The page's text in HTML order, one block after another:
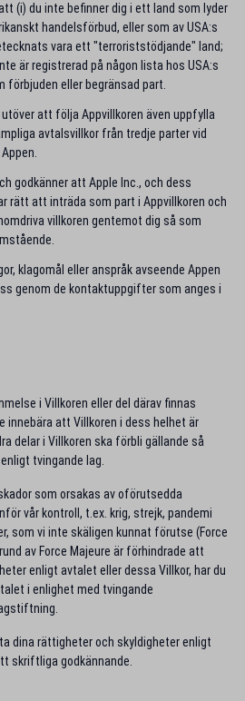
(i) du inte befinner dig i ett land som lyder
handelsförbud, eller som av USA:s
vara ett "terroriststödjande" land;
är registrerad på någon lista hos USA:s
förbjuden eller begränsad part.
att följa Appvillkoren även uppfylla
avtalsvillkor från tredje parter vid
godkänner att Apple Inc., och dess
rätt att inträda som part i Appvillkoren och
villkoren gentemot dig så som
klagomål eller anspråk avseende Appen
genom de kontaktuppgifter som anges i
i Villkoren eller del därav finnas
innebära att Villkoren i dess helhet är
delar i Villkoren ska förbli gällande så
tvingande lag.
som orsakas av oförutsedda
vår kontroll, t.ex. krig, strejk, pandemi
som vi inte skäligen kunnat förutse (Force
av Force Majeure är förhindrade att
enligt avtalet eller dessa Villkor, har du
i enlighet med tvingande
dina rättigheter och skyldigheter enligt
skriftliga godkännande.